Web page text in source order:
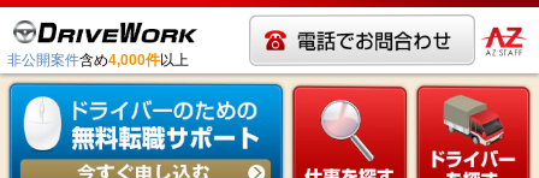
非公開案件含め4,000件以上